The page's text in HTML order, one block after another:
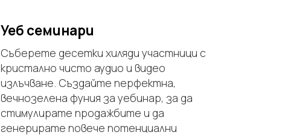
Уеб семинари
Съберете десетки хиляди участници с
кристално чисто аудио и видео
излъчване. Създайте перфектна,
вечнозелена фуния за уебинар, за да
стимулирате продажбите и да
генерирате повече потенциални